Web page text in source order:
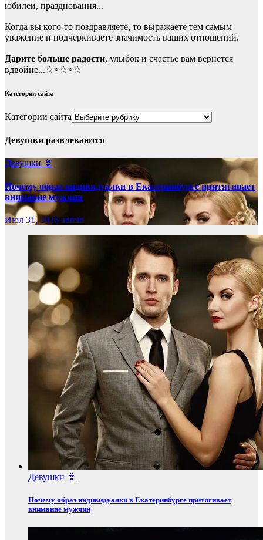
юбилеи, празднования...
Когда вы кого-то поздравляете, то выражаете тем самым
уважение и подчеркиваете значимость ваших отношений.
Дарите больше радости, улыбок и счастье вам вернется
вдвойне...☆∘☆∘☆
Категории сайта
Категории сайта
Девушки развлекаются
Девушки 👙
Почему образ индивидуалки в Екатеринбурге притягивает
внимание мужчин
Июл 31, 2026 admin
Девушки 👙
Почему образ индивидуалки в Екатеринбурге притягивает
внимание мужчин